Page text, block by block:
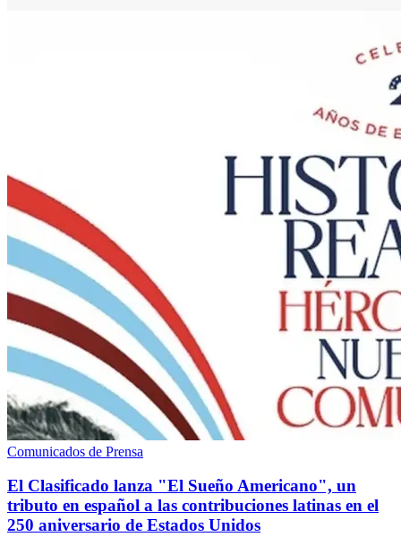
Comunicados de Prensa
El Clasificado lanza "El Sueño Americano", un
tributo en español a las contribuciones latinas en el
250 aniversario de Estados Unidos